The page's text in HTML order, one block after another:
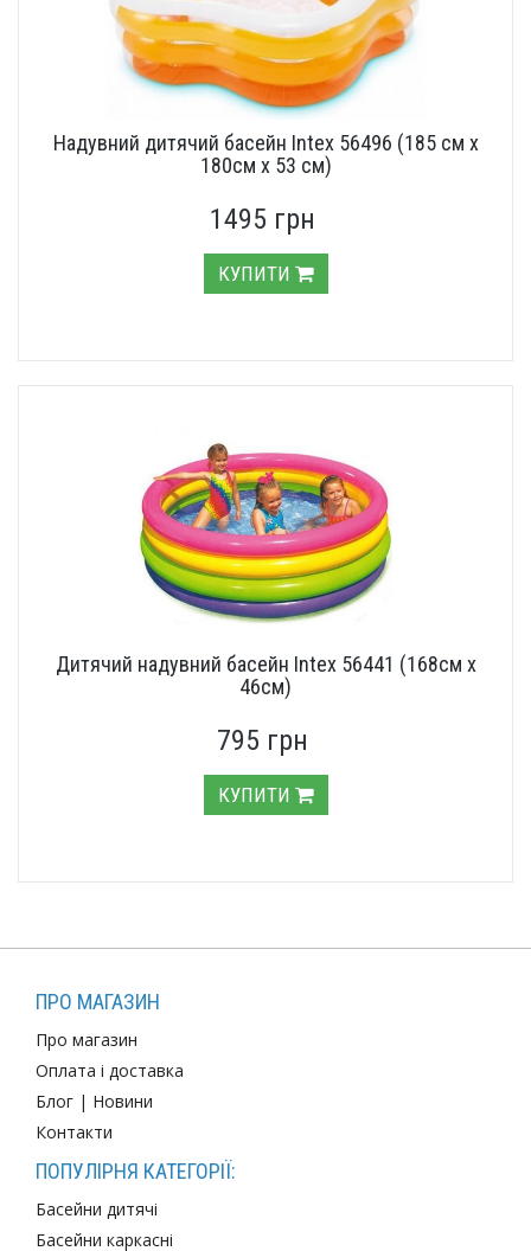
Надувний дитячий басейн Intex 56496 (185 см х
180см х 53 см)
1495 грн
КУПИТИ
Дитячий надувний басейн Intex 56441 (168см х
46см)
795 грн
КУПИТИ
ПРО МАГАЗИН
Про магазин
Оплата і доставка
Блог | Новини
Контакти
ПОПУЛІРНЯ КАТЕГОРІЇ:
Басейни дитячі
Басейни каркасні